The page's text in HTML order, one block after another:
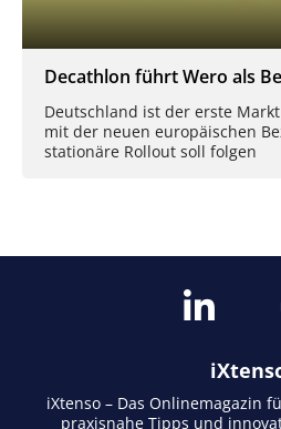
Decathlon führt Wero als
Deutschland ist der erste
mit der neuen europäischen
stationäre Rollout soll folgen
iXtenso – Das Onlinemagazin
praxisnahe Tipps und